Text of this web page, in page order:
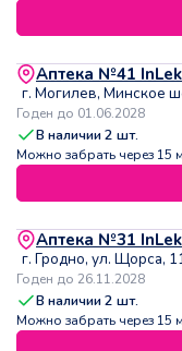
Аптека №41 InLek
г. Могилев, Минское
Годен до 01.06.2028
В наличии2 шт.
Можно забрать через 15
Аптека №31 InLek
г. Гродно, ул. Щорса,
Годен до 26.11.2028
В наличии2 шт.
Можно забрать через 15